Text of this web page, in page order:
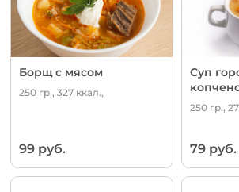
Борщ с мясом
250 гр., 327 ккал.,
99 руб.
Суп
250 гр.,
79 руб.